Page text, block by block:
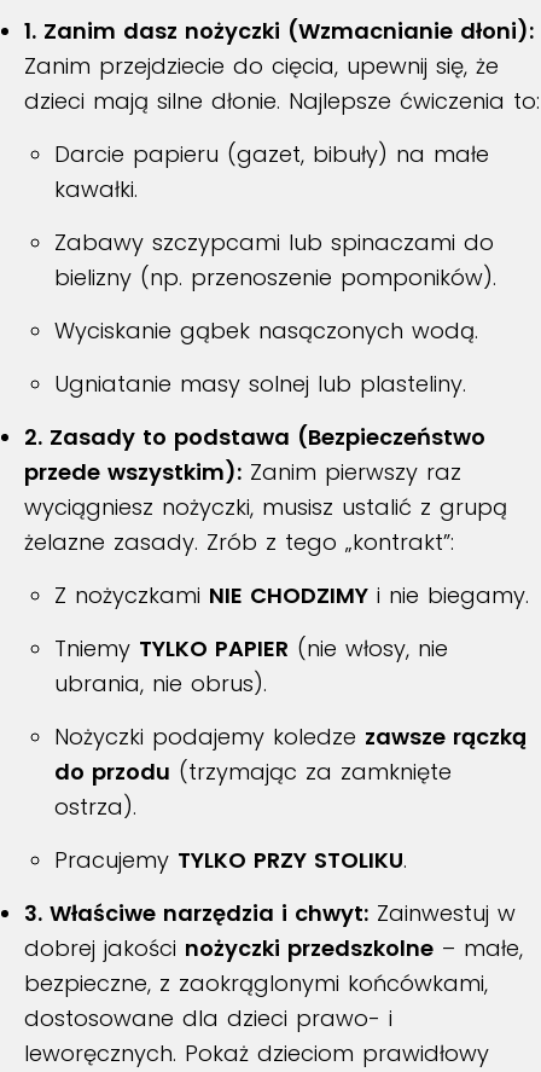
1. Zanim dasz nożyczki (Wzmacnianie dłoni):
Zanim przejdziecie do cięcia, upewnij się, że
dzieci mają silne dłonie. Najlepsze ćwiczenia to:
Darcie papieru (gazet, bibuły) na małe
kawałki.
Zabawy szczypcami lub spinaczami do
bielizny (np. przenoszenie pomponików).
Wyciskanie gąbek nasączonych wodą.
Ugniatanie masy solnej lub plasteliny.
2. Zasady to podstawa (Bezpieczeństwo
przede wszystkim): Zanim pierwszy raz
wyciągniesz nożyczki, musisz ustalić z grupą
żelazne zasady. Zrób z tego „kontrakt”:
Z nożyczkami NIE CHODZIMY i nie biegamy.
Tniemy TYLKO PAPIER (nie włosy, nie
ubrania, nie obrus).
Nożyczki podajemy koledze zawsze rączką
do przodu (trzymając za zamknięte
ostrza).
Pracujemy TYLKO PRZY STOLIKU.
3. Właściwe narzędzia i chwyt: Zainwestuj w
dobrej jakości nożyczki przedszkolne – małe,
bezpieczne, z zaokrąglonymi końcówkami,
dostosowane dla dzieci prawo- i
leworęcznych. Pokaż dzieciom prawidłowy